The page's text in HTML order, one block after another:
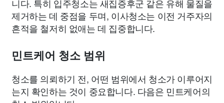
니다. 특히 입주청소는 새집증후군 같은 유해 물질을
제거하는 데 중점을 두며, 이사청소는 이전 거주자의
흔적을 철저히 없애는 데 집중합니다.
민트케어 청소 범위
청소를 의뢰하기 전, 어떤 범위에서 청소가 이루어지
는지 확인하는 것이 중요합니다. 다음은 민트케어의